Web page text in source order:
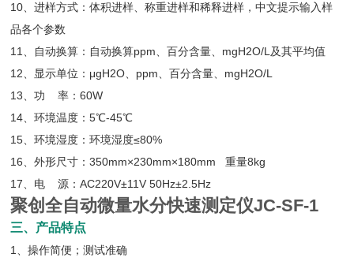
10、进样方式：体积进样、称重进样和稀释进样，中文提示输入样
品各个参数
11、自动换算：自动换算ppm、百分含量、mgH2O/L及其平均值
12、显示单位：μgH2O、ppm、百分含量、mgH2O/L
13、功 率：60W
14、环境温度：5℃-45℃
15、环境湿度：环境湿度≤80%
16、外形尺寸：350mm×230mm×180mm 重量8kg
17、电 源：AC220V±11V 50Hz±2.5Hz
聚创全自动微量水分快速测定仪JC-SF-1
三、产品特点
1、操作简便；测试准确